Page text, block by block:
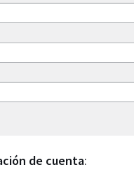
de cuenta: